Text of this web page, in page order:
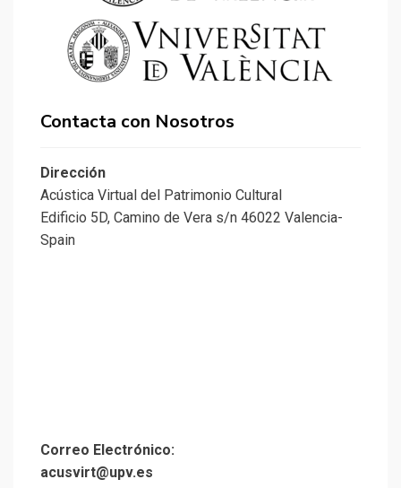
Contacta con Nosotros
Dirección
Acústica Virtual del Patrimonio Cultural
Edificio 5D, Camino de Vera s/n 46022 Valencia-
Spain
Correo Electrónico:
acusvirt@upv.es